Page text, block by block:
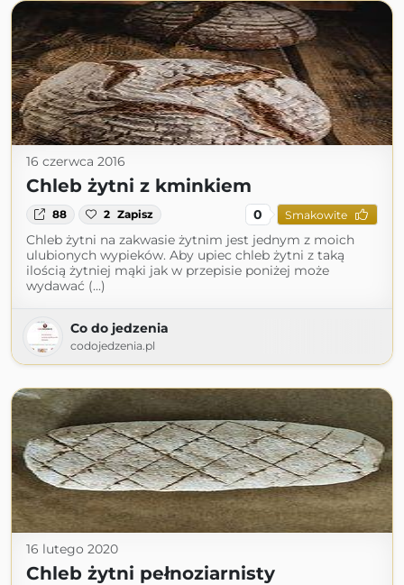
16 czerwca 2016
Chleb żytni z kminkiem
88 2 Zapisz 0 Smakowite
Chleb żytni na zakwasie żytnim jest jednym z moich
ulubionych wypieków. Aby upiec chleb żytni z taką
ilością żytniej mąki jak w przepisie poniżej może
wydawać (...)
Co do jedzenia
codojedzenia.pl
16 lutego 2020
Chleb żytni pełnoziarnisty